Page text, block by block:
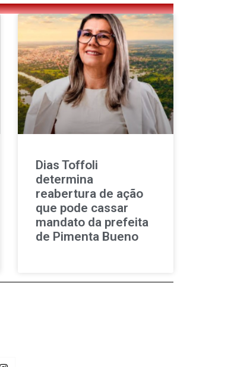
Dias Toffoli
determina
reabertura de ação
que pode cassar
mandato da prefeita
de Pimenta Bueno